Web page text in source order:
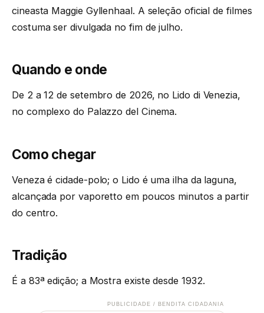
cineasta Maggie Gyllenhaal. A seleção oficial de filmes
costuma ser divulgada no fim de julho.
Quando e onde
De 2 a 12 de setembro de 2026, no Lido di Venezia,
no complexo do Palazzo del Cinema.
Como chegar
Veneza é cidade-polo; o Lido é uma ilha da laguna,
alcançada por vaporetto em poucos minutos a partir
do centro.
Tradição
É a 83ª edição; a Mostra existe desde 1932.
PUBLICIDADE / BENDITA CIDADANIA